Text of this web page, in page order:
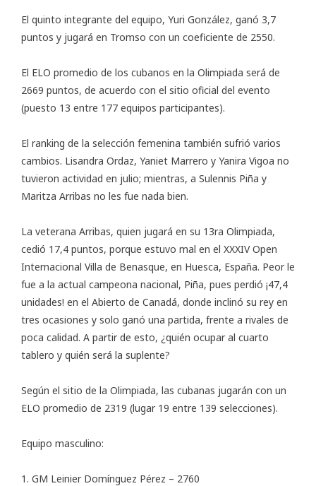
El quinto integrante del equipo, Yuri González, ganó 3,7
puntos y jugará en Tromso con un coeficiente de 2550.
El ELO promedio de los cubanos en la Olimpiada será de
2669 puntos, de acuerdo con el sitio oficial del evento
(puesto 13 entre 177 equipos participantes).
El ranking de la selección femenina también sufrió varios
cambios. Lisandra Ordaz, Yaniet Marrero y Yanira Vigoa no
tuvieron actividad en julio; mientras, a Sulennis Piña y
Maritza Arribas no les fue nada bien.
La veterana Arribas, quien jugará en su 13ra Olimpiada,
cedió 17,4 puntos, porque estuvo mal en el XXXIV Open
Internacional Villa de Benasque, en Huesca, España. Peor le
fue a la actual campeona nacional, Piña, pues perdió ¡47,4
unidades! en el Abierto de Canadá, donde inclinó su rey en
tres ocasiones y solo ganó una partida, frente a rivales de
poca calidad. A partir de esto, ¿quién ocupar al cuarto
tablero y quién será la suplente?
Según el sitio de la Olimpiada, las cubanas jugarán con un
ELO promedio de 2319 (lugar 19 entre 139 selecciones).
Equipo masculino:
1. GM Leinier Domínguez Pérez – 2760